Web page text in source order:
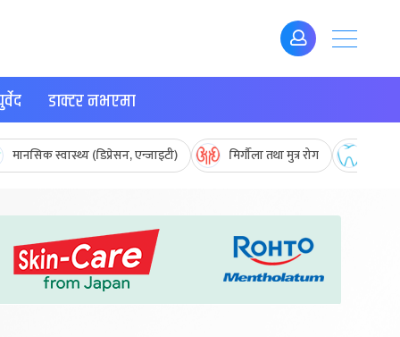
डाक्टर नभएमा
मानसिक स्वास्थ्य (डिप्रेसन, एन्जाइटी) मिर्गौला तथा मुत्र रोग